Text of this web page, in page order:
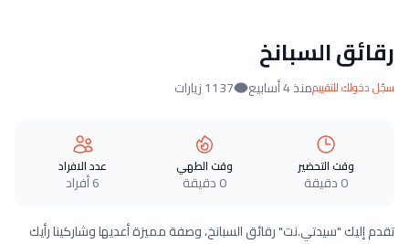
رقائق السبانخ
سجّل دخولك للتقييممنذ 4 أسابيع 1137 زيارات
وقت التحضير
0 دقيقة
وقت الطهي
0 دقيقة
عدد الافراد
6 أفراد
تقدم إليك "سيدتي.نت" رقائق السبانخ، وصفة مميزة أعديها وشاركينا رأيك